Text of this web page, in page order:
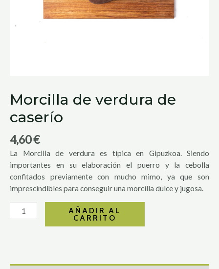
Morcilla de verdura de
caserío
4,60€
La Morcilla de verdura es típica en Gipuzkoa. Siendo
importantes en su elaboración el puerro y la cebolla
confitados previamente con mucho mimo, ya que son
imprescindibles para conseguir una morcilla dulce y jugosa.
AÑADIR AL
CARRITO